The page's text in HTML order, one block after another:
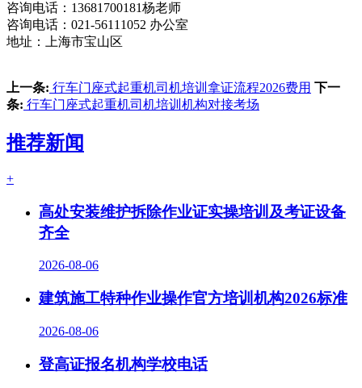
咨询电话：13681700181杨老师
咨询电话：021-56111052 办公室
地址：上海市宝山区
上一条: 行车门座式起重机司机培训拿证流程2026费用 下一
条: 行车门座式起重机司机培训机构对接考场
推荐新闻
+
高处安装维护拆除作业证实操培训及考证设备
齐全
2026-08-06
建筑施工特种作业操作官方培训机构2026标准
2026-08-06
登高证报名机构学校电话